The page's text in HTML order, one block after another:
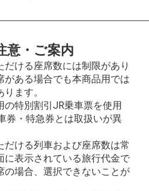
意・ご案内
だける座席数には制限があり
がある場合でも本商品用では
ます。
の特別割引JR乗車票を使用
券・特急券とは取扱いが異
だける列車および座席数は常
に表示されている旅行代金で
の場合、選択できないことが